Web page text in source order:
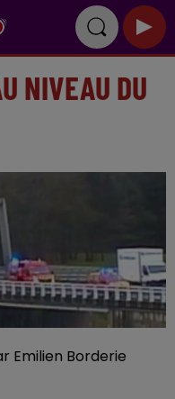
NIVEAU DU
Emilien Borderie